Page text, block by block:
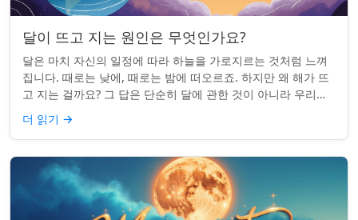
달이 뜨고 지는 원인은 무엇인가요?
달은 마치 자신의 일정에 따라 하늘을 가로지르는 것처럼 느껴
집니다. 때로는 낮에, 때로는 밤에 떠오르죠. 하지만 왜 해가 뜨
고 지는 걸까요? 그 답은 단순히 달에 관한 것이 아니라 우리에
관한 것입니다. 핵심 통찰:...
더 읽기 →